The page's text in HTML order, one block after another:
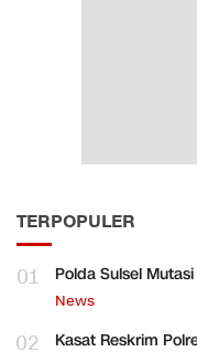
TERPOPULER
01 Polda Sulsel
News
02
Kasat Reskrim